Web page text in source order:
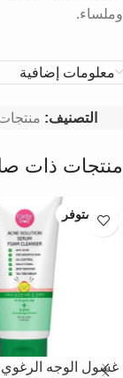
وملساء.
معلومات إضافية
التصنيف:
منتجات ذات
غير متوفر
غسول الوجه